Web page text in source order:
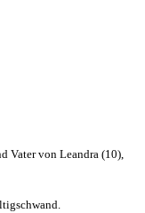
Vater von Leandra (10),